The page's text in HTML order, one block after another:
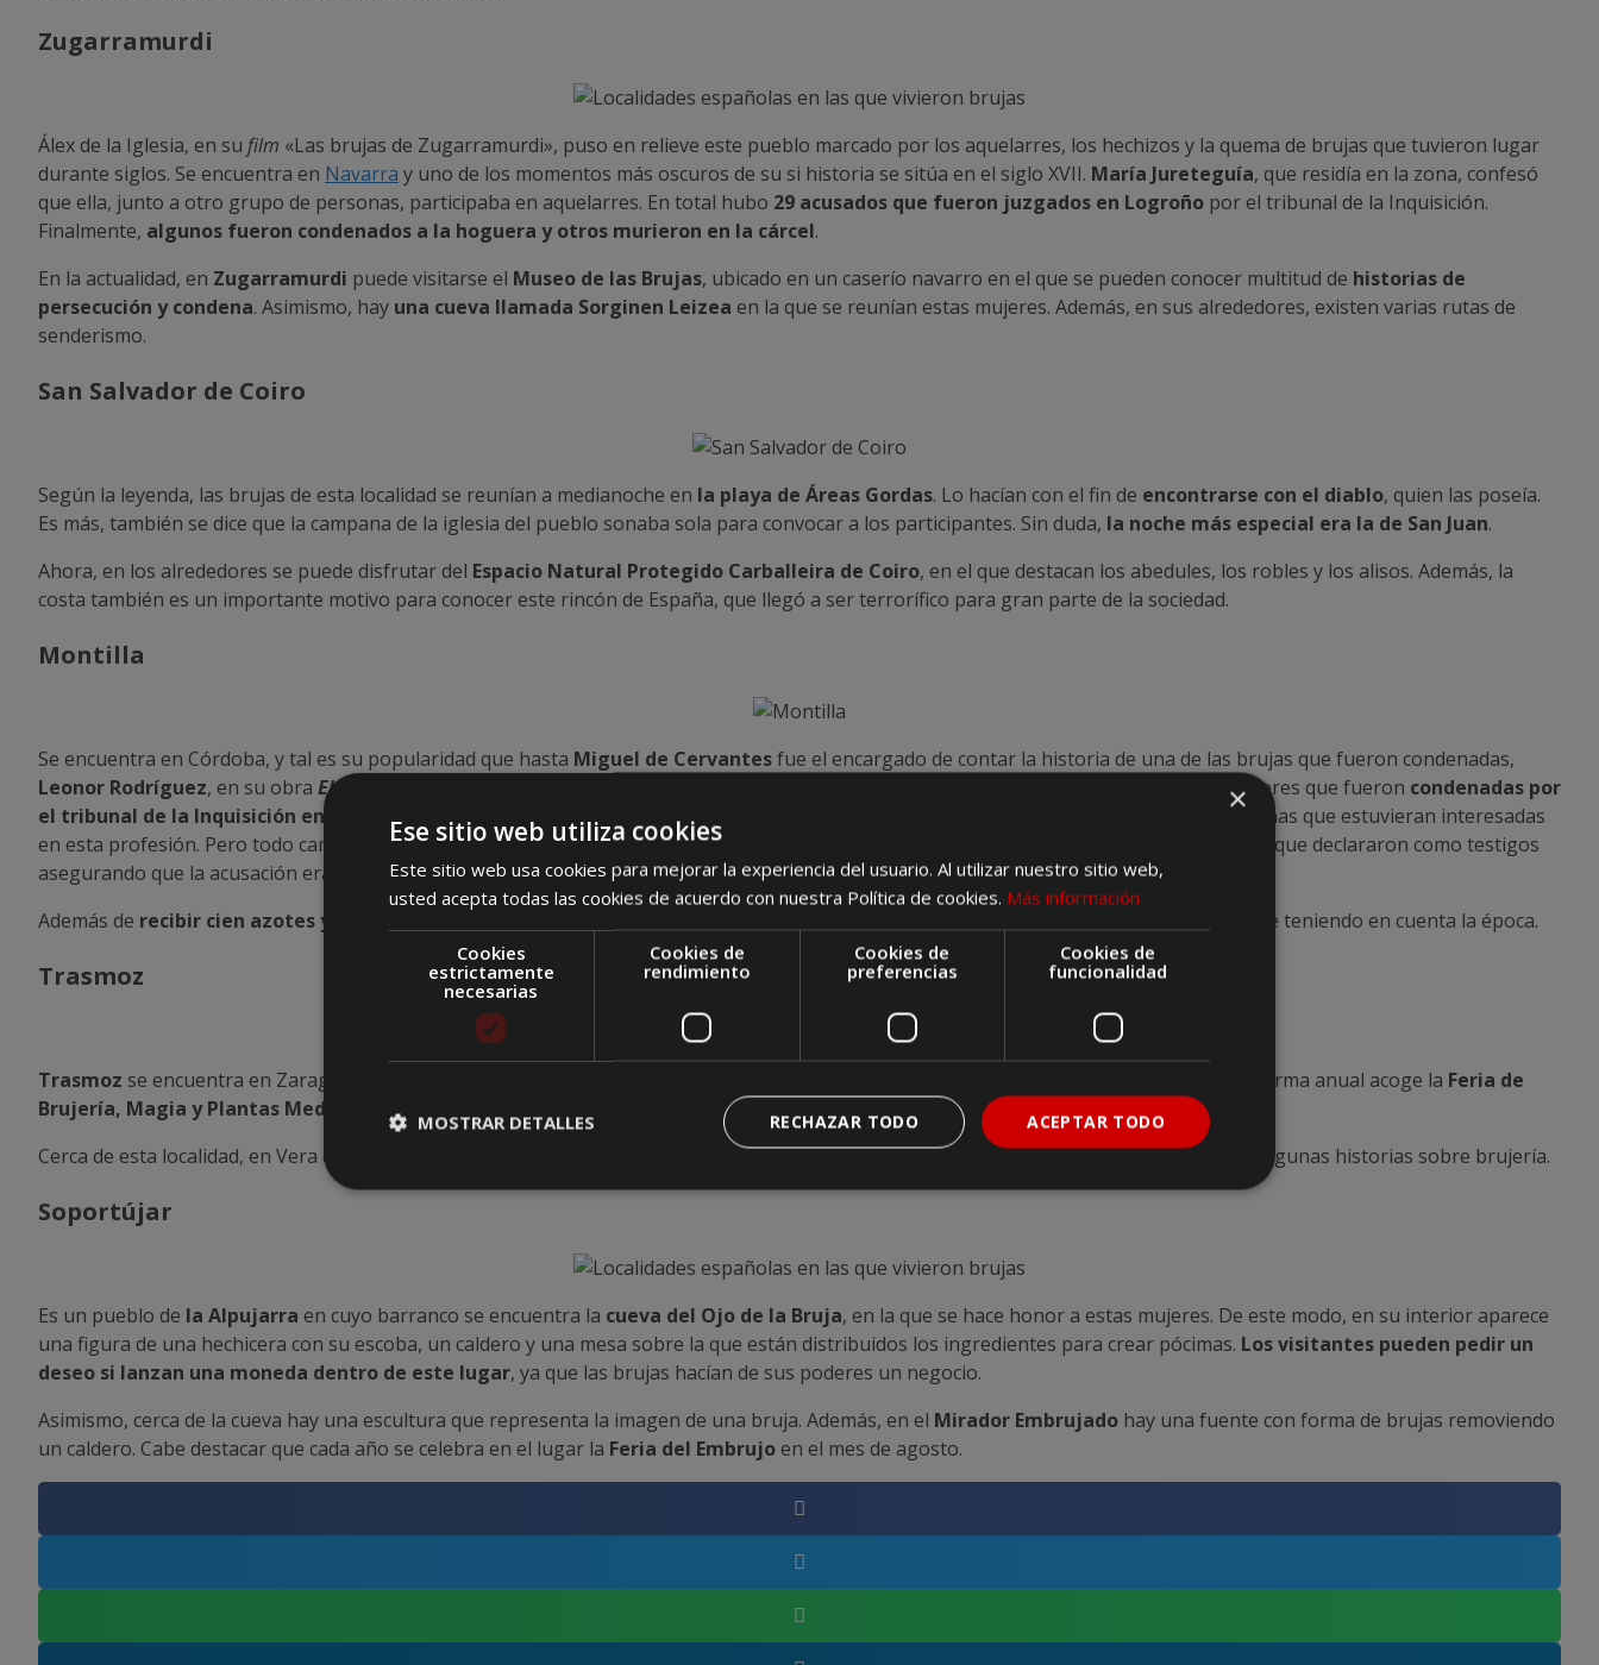
Zugarramurdi
Álex de la Iglesia, en su film «Las brujas de Zugarramurdi», puso en relieve este pueblo marcado por los aquelarres, los hechizos y la quema de brujas que tuvieron lugar
durante siglos. Se encuentra en Navarra y uno de los momentos más oscuros de su si historia se sitúa en el siglo XVII. María Jureteguía, que residía en la zona, confesó
que ella, junto a otro grupo de personas, participaba en aquelarres. En total hubo 29 acusados que fueron juzgados en Logroño por el tribunal de la Inquisición.
Finalmente, algunos fueron condenados a la hoguera y otros murieron en la cárcel.
En la actualidad, en Zugarramurdi puede visitarse el Museo de las Brujas, ubicado en un caserío navarro en el que se pueden conocer multitud de historias de
persecución y condena. Asimismo, hay una cueva llamada Sorginen Leizea en la que se reunían estas mujeres. Además, en sus alrededores, existen varias rutas de
senderismo.
San Salvador de Coiro
Según la leyenda, las brujas de esta localidad se reunían a medianoche en la playa de Áreas Gordas. Lo hacían con el fin de encontrarse con el diablo, quien las poseía.
Es más, también se dice que la campana de la iglesia del pueblo sonaba sola para convocar a los participantes. Sin duda, la noche más especial era la de San Juan.
Ahora, en los alrededores se puede disfrutar del Espacio Natural Protegido Carballeira de Coiro, en el que destacan los abedules, los robles y los alisos. Además, la
costa también es un importante motivo para conocer este rincón de España, que llegó a ser terrorífico para gran parte de la sociedad.
Montilla
Se encuentra en Córdoba, y tal es su popularidad que hasta Miguel de Cervantesfue el encargado de contar la historia de una de las brujas que fueron condenadas,
Leonor Rodríguez, en su obra El Coloquio de los perros , un grupo de cinco mujeres que fueron condenadas por
el tribunal de la Inquisición en el siglo XVI
. Viajó a Granada para aprender hechicería. Además, daba clases particulares a aquellas personas que estuvieran interesadas
en esta profesión. Pero todo cambió el día en el que laOrden de los Jesuítas
la denunció ante las autoridades. Fueron muchos los vecinos que declararon como testigos
asegurando que la acusación era cierta.
Además de recibir cien azotes y ser desterrada de su pueblo , tuvo que asumir una multa de 56.250 maravedís, una cantidad considerable teniendo en cuenta la época.
Trasmoz
Trasmoz se encuentra en Zaragoza y presume del y de un concurso en el que se elige la bruja del año. Es más, de forma anual acoge la Feria de
Brujería, Magia y Plantas Medicinales del Moncayo
. Fue el único rincón de España excomulgado por la Iglesia Católica.
Cerca de esta localidad, en Vera del Moncayo,
se recluyó para escribirRimas y Leyendas. En esta obra cuenta algunas historias sobre brujería.
Soportújar
Es un pueblo de la Alpujarra en cuyo barranco se encuentra la cueva del Ojo de la Bruja, en la que se hace honor a estas mujeres. De este modo, en su interior aparece
una figura de una hechicera con su escoba, un caldero y una mesa sobre la que están distribuidos los ingredientes para crear pócimas. Los visitantes pueden pedir un
deseo si lanzan una moneda dentro de este lugar, ya que las brujas hacían de sus poderes un negocio.
Asimismo, cerca de la cueva hay una escultura que representa la imagen de una bruja. Además, en el Mirador Embrujado hay una fuente con forma de brujas removiendo
un caldero. Cabe destacar que cada año se celebra en el lugar la Feria del Embrujo en el mes de agosto.
×
Ese sitio web utiliza cookies
Este sitio web usa cookies para mejorar la experiencia del usuario. Al utilizar nuestro sitio web,
usted acepta todas las cookies de acuerdo con nuestra Política de cookies. Más información
Cookies
estrictamente
necesarias
Cookies de
rendimiento
Cookies de
preferencias
Cookies de
funcionalidad
ACEPTAR TODO
RECHAZAR TODO
MOSTRAR DETALLES